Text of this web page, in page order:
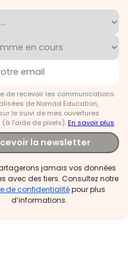
de recevoir les communications
de Nomad Education,
le suivi de mes ouvertures
l’aide de pixels).En savoir plus
la newsletter
jamais vos données
avec des tiers. Consultez notre
de confidentialitépour plus
d’informations.